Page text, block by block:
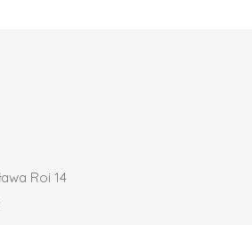
Roi 14